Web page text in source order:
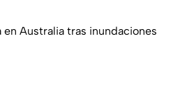
Australia tras inundaciones